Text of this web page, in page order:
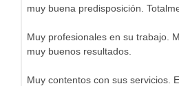
muy buena predisposición.
Muy profesionales en su trabajo.
muy buenos resultados.
Muy contentos con sus servicios.